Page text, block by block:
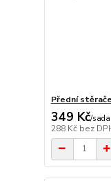
Přední
349 Kč/sada
288 Kč bez